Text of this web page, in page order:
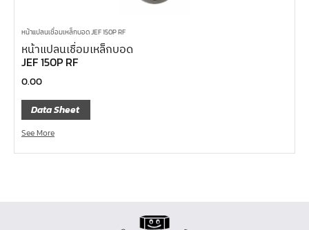
หน้าแปลนเชื่อม SUS304 JEF 20K FF
หน้าแปลนเชื่อม SUS304 JEF 10K FF
หน้าแปลนเชื่อม SUS304 JEF 5K FF
หน้าแปลนเชื่อม SUS304 JEF 150P RF
หน้าแปลนเหล็กเกลียวใน JEF PN40
หน้าแปลนเหล็กเกลียวใน JEF PN16
หน้าแปลนเชื่อมเหล็กบอด JEF 150P RF
หน้าแปลนเชื่อมเหล็กบอด
JEF 150P RF
0.00
Data Sheet
See More